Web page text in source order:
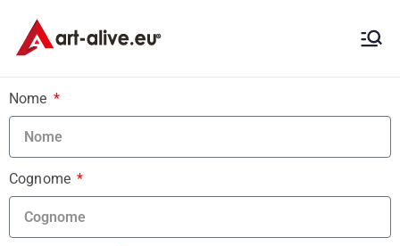
Nome
Cognome